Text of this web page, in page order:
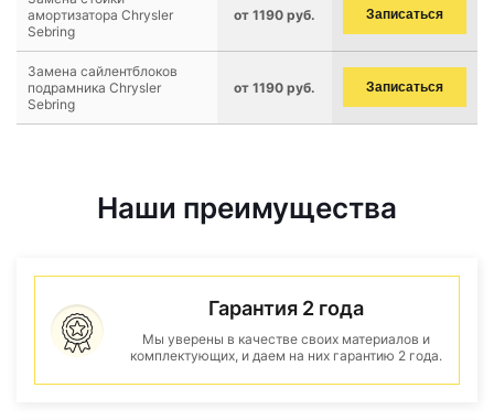
амортизатора Chrysler
Sebring
от 1190 руб. Записаться
Замена сайлентблоков
подрамника Chrysler
Sebring
от 1190 руб. Записаться
Наши преимущества
Гарантия 2 года
Мы уверены в качестве своих материалов и
комплектующих, и даем на них гарантию 2 года.